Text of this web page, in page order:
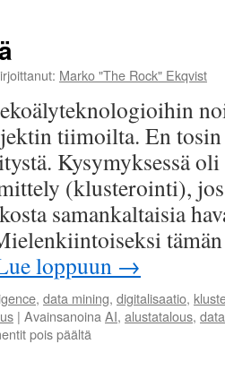
Marko "The Rock" Ekqvist
tiimoilta. En
Kysymyksessä
(klusterointi),
samankaltaisia
loppuun →
, data mining, digitalisaatio,
| Avainsanoina AI, alustatalous,
pois päältä